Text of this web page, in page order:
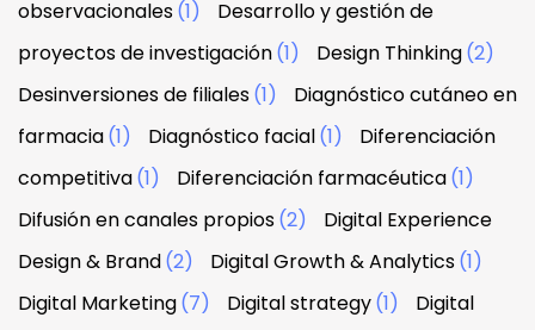
observacionales(1)
Desarrollo y gestión de
proyectos de investigación(1) Design Thinking(2)
Desinversiones de filiales(1)
Diagnóstico cutáneo en
farmacia(1) Diagnóstico facial(1)
Diferenciación
competitiva(1) Diferenciación farmacéutica(1)
Difusión en canales propios(2)
Digital Experience
Design & Brand(2) Digital Growth & Analytics(1)
Digital Marketing(7) Digital strategy(1)
Digital